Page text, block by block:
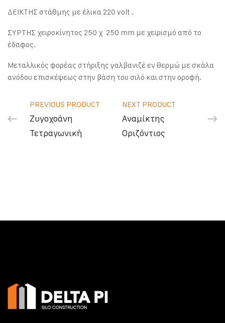
ΔΕΙΚΤHΣ στάθμης με έλικα 220 volt .
ΣΥΡΤΗΣ χειροκίνητος 250 χ 250 mm με χειρισμό από το
έδαφος.
Μεταλλικός φορέας στήριξης γαλβανιζέ εν θερμώ με σκάλα
ανόδου επισκέψεως στην βάση του σιλό και στην οροφή.
PREVIOUS PRODUCT
Ζυγοχοάνη
Τετραγωνική
NEXT PRODUCT
Αναμίκτης
Οριζόντιος